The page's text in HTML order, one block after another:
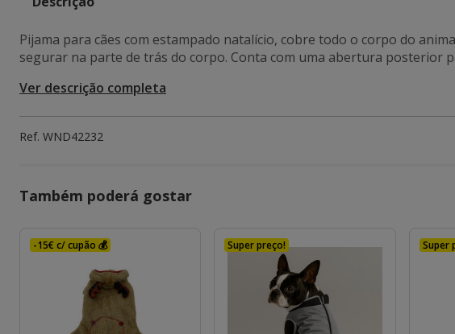
Pijama para cães com estampado natalício, cobre todo o corpo do
segurar na parte de trás do corpo. Conta com uma abertura posterior
Ver descrição completa
Ref. WND42232
Também poderá gostar
-15€ c/ cupão 💰 Super preço! Super